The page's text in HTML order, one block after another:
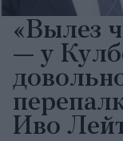
«Вылез
— у
Иво